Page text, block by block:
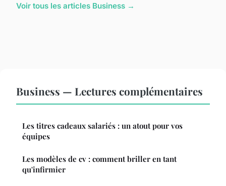
Voir tous les articles Business →
Business — Lectures complémentaires
Les titres cadeaux salariés : un atout pour vos
équipes
Les modèles de cv : comment briller en tant
qu'infirmier